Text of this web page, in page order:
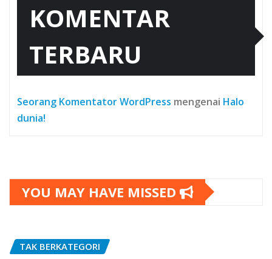
KOMENTAR
TERBARU
Seorang Komentator WordPress mengenai Halo
dunia!
YOU MAY HAVE MISSED
TAK BERKATEGORI